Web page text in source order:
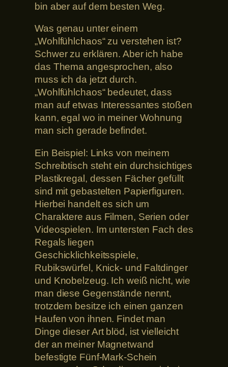
bin aber auf dem besten Weg.
Was genau unter einem
„Wohlfühlchaos“ zu verstehen ist?
Schwer zu erklären. Aber ich habe
das Thema angesprochen, also
muss ich da jetzt durch.
„Wohlfühlchaos“ bedeutet, dass
man auf etwas Interessantes stoßen
kann, egal wo in meiner Wohnung
man sich gerade befindet.
Ein Beispiel: Links von meinem
Schreibtisch steht ein durchsichtiges
Plastikregal, dessen Fächer gefüllt
sind mit gebastelten Papierfiguren.
Hierbei handelt es sich um
Charaktere aus Filmen, Serien oder
Videospielen. Im untersten Fach des
Regals liegen
Geschicklichkeitsspiele,
Rubikswürfel, Knick- und Faltdinger
und Knobelzeug. Ich weiß nicht, wie
man diese Gegenstände nennt,
trotzdem besitze ich einen ganzen
Haufen von ihnen. Findet man
Dinge dieser Art blöd, ist vielleicht
der an meiner Magnetwand
befestigte Fünf-Mark-Schein